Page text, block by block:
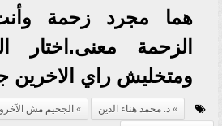
هما مجرد زحمة
الزحمة معنى.اختار
ومتخليش راي الاخرين
د. محمد هناء الدين الجحيم مش